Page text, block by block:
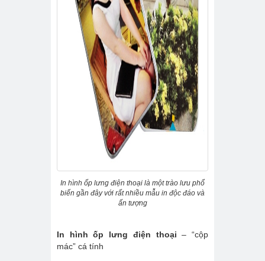
In hình ốp lưng điện thoại là một trào lưu phổ
biến gần đây với rất nhiều mẫu in độc đáo và
ấn tượng
In hình ốp lưng điện thoại – “cộp
mác” cá tính